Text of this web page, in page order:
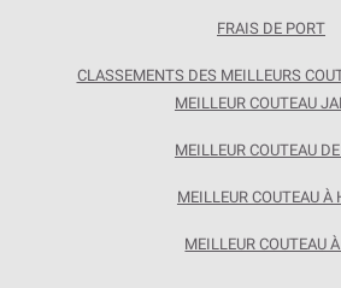
FRAIS DE PORT
CLASSEMENTS DES MEILLEURS
MEILLEUR COUTEAU
MEILLEUR COUTEAU
MEILLEUR COUTEAU À
MEILLEUR COUTEAU